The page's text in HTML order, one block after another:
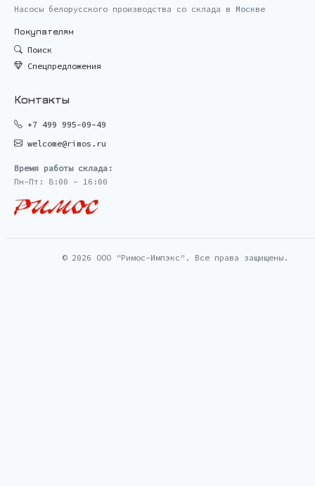
Насосы белорусского производства со склада в Москве
Покупателям
Поиск
Спецпредложения
Контакты
+7 499 995-09-49
welcome@rimos.ru
Время работы склада:
Пн-Пт: 8:00 - 16:00
© 2026 ООО "Римос-Импэкс". Все права защищены.